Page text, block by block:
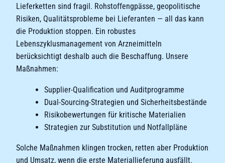
Lieferketten sind fragil. Rohstoffengpässe, geopolitische
Risiken, Qualitätsprobleme bei Lieferanten — all das kann
die Produktion stoppen. Ein robustes
Lebenszyklusmanagement von Arzneimitteln
berücksichtigt deshalb auch die Beschaffung. Unsere
Maßnahmen:
Supplier-Qualification und Auditprogramme
Dual-Sourcing-Strategien und Sicherheitsbestände
Risikobewertungen für kritische Materialien
Strategien zur Substitution und Notfallpläne
Solche Maßnahmen klingen trocken, retten aber Produktion
und Umsatz, wenn die erste Materiallieferung ausfällt.